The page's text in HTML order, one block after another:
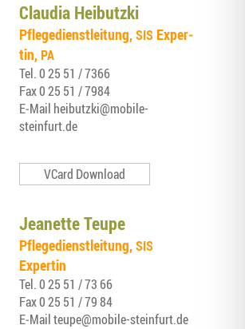
Clau­dia Heibutzki
Pfle­ge­dienst­lei­tung,SIS Exper­
tin,PA
Tel.0 25 51 / 7366
Fax0 25 51 / 7984
E‑Mail heibutzki@mobile-
steinfurt.de
VCard Download
Jea­nette Teupe
Pfle­ge­dienst­lei­tung,SIS
Expertin
Tel.0 25 51 / 73 66
Fax0 25 51 / 79 84
E‑Mailteupe@mobile-steinfurt.de